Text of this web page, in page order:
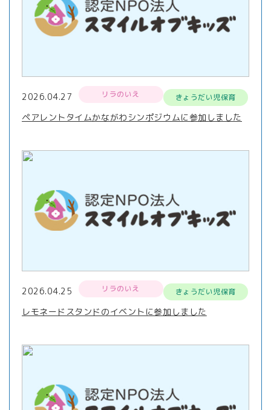
2026.04.27 リラのいえ きょうだい児保育
ペアレントタイムかながわシンポジウムに参加しました
2026.04.25 リラのいえ きょうだい児保育
レモネードスタンドのイベントに参加しました